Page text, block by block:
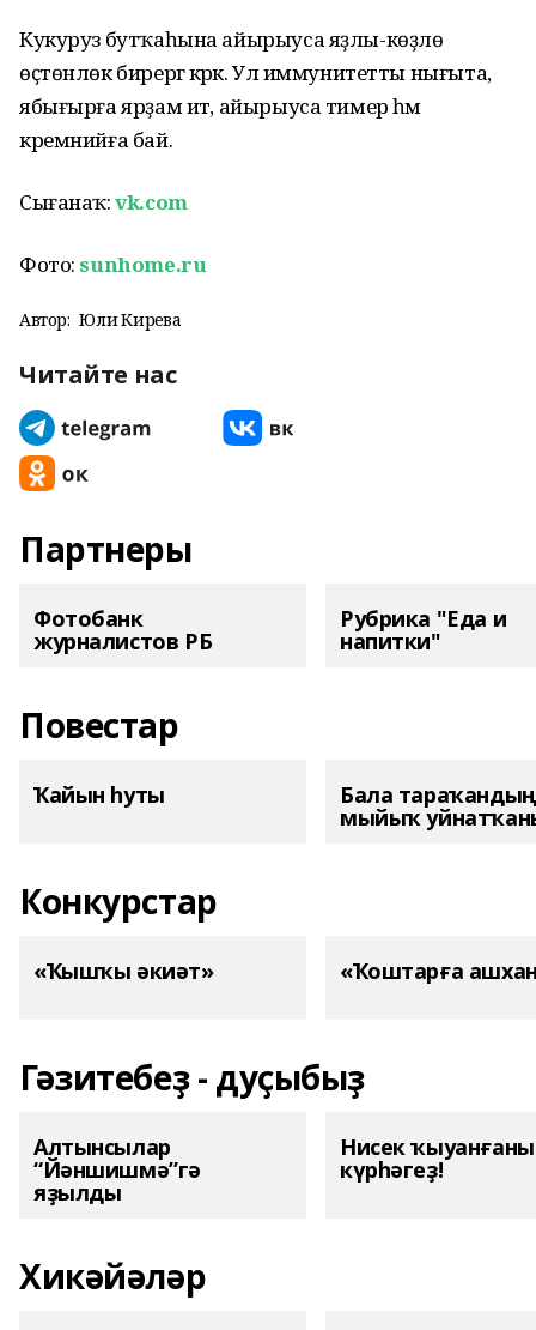
Кукуруз бутҡаһына айырыуса яҙлы-көҙлө
өҫтөнлөк бирергә кәрәк. Ул иммунитетты нығыта,
ябығырға ярҙам итә, айырыуса тимер һәм
кремнийға бай.
Сығанаҡ:vk.com
Фото: sunhome.ru
Автор: Юлиә Кирәева
Читайте нас
Партнеры
Фотобанк
журналистов РБ
Рубрика "Еда и
напитки"
Повестар
Ҡайын һуты Бала тараҡандың
мыйыҡ
Конкурстар
«Ҡышҡы әкиәт» «Ҡоштарға
Гәзитебеҙ - дуҫыбыҙ
Алтынсылар
“Йәншишмә”гә
яҙылды
Нисек
күрһәгеҙ!
Хикәйәләр